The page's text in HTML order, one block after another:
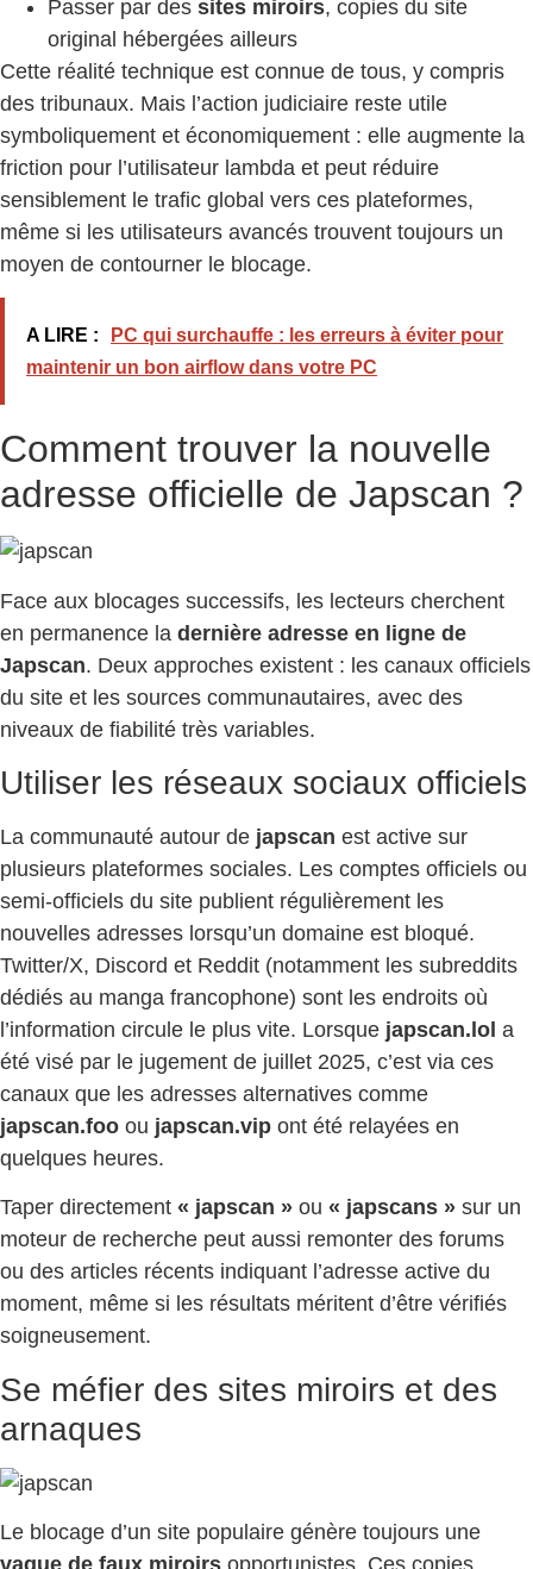
Passer par des sites miroirs, copies du site
original hébergées ailleurs
Cette réalité technique est connue de tous, y compris
des tribunaux. Mais l’action judiciaire reste utile
symboliquement et économiquement : elle augmente la
friction pour l’utilisateur lambda et peut réduire
sensiblement le trafic global vers ces plateformes,
même si les utilisateurs avancés trouvent toujours un
moyen de contourner le blocage.
A LIRE :
PC qui surchauffe : les erreurs à éviter pour
maintenir un bon airflow dans votre PC
Comment trouver la nouvelle
adresse officielle de Japscan ?
Face aux blocages successifs, les lecteurs cherchent
en permanence la dernière adresse en ligne de
Japscan. Deux approches existent : les canaux officiels
du site et les sources communautaires, avec des
niveaux de fiabilité très variables.
Utiliser les réseaux sociaux officiels
La communauté autour de japscan est active sur
plusieurs plateformes sociales. Les comptes officiels ou
semi-officiels du site publient régulièrement les
nouvelles adresses lorsqu’un domaine est bloqué.
Twitter/X, Discord et Reddit (notamment les subreddits
dédiés au manga francophone) sont les endroits où
l’information circule le plus vite. Lorsque japscan.lol a
été visé par le jugement de juillet 2025, c’est via ces
canaux que les adresses alternatives comme
japscan.foo ou japscan.vip ont été relayées en
quelques heures.
Taper directement « japscan » ou « japscans » sur un
moteur de recherche peut aussi remonter des forums
ou des articles récents indiquant l’adresse active du
moment, même si les résultats méritent d’être vérifiés
soigneusement.
Se méfier des sites miroirs et des
arnaques
Le blocage d’un site populaire génère toujours une